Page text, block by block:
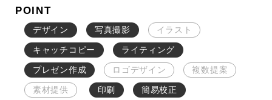
POINT
デザイン 写真撮影 イラスト
キャッチコピー ライティング
プレゼン作成 ロゴデザイン 複数提案
素材提供 印刷 簡易校正